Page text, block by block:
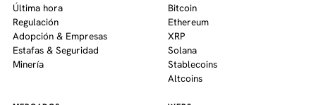
Última hora
Regulación
Adopción & Empresas
Estafas & Seguridad
Minería
Bitcoin
Ethereum
XRP
Solana
Stablecoins
Altcoins